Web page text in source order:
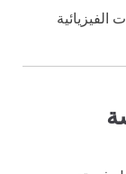
الفيزيائية